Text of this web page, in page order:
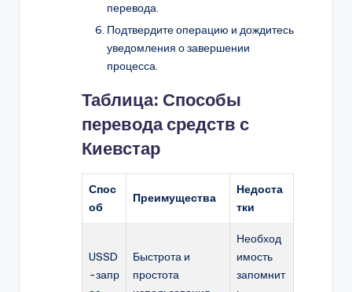
перевода.
Подтвердите операцию и дождитесь
уведомления о завершении
процесса.
Таблица: Способы
перевода средств с
Киевстар
Спос
об
Преимущества
Недоста
тки
USSD
-запр
Быстрота и
простота
Необход
имость
запомнит